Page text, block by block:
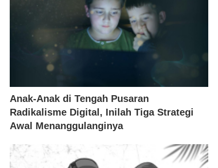
Anak-Anak di Tengah Pusaran
Radikalisme Digital, Inilah Tiga Strategi
Awal Menanggulanginya